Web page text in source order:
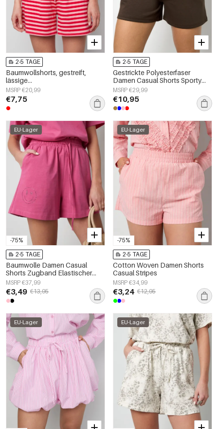
2-5 TAGE
Baumwollshorts, gestreift,
lässige
Frühlings-/Sommerkleidung
MSRP €20,99
€7,75
2-5 TAGE
Gestrickte Polyesterfaser
Damen Casual Shorts Sporty
Einfarbig
MSRP €29,99
€10,95
-75%
EU-Lager
2-5 TAGE
Baumwolle Damen Casual
Shorts Zugband Elastischer
Bund
MSRP €37,99
€3,49 €13,95
-75%
EU-Lager
2-5 TAGE
Cotton Woven Damen Shorts
Casual Stripes
MSRP €34,99
€3,24 €12,95
EU-Lager EU-Lager